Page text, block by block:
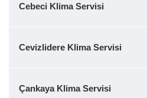
Cebeci Klima Servisi
Cevizlidere Klima Servisi
Çankaya Klima Servisi